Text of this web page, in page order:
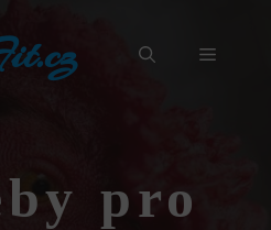
Menu
pro